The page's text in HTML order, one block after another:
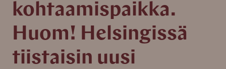
kohtaamispaikka.
Huom! Helsingissä
tiistaisin uusi